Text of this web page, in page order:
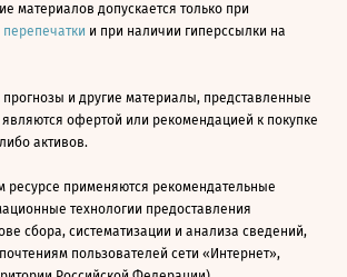
материалов допускается только при
и при наличии гиперссылки на
прогнозы и другие материалы, представленные
офертой или рекомендацией к покупке
активов.
применяются рекомендательные
технологии предоставления
сбора, систематизации и анализа сведений,
пользователей сети «Интернет»,